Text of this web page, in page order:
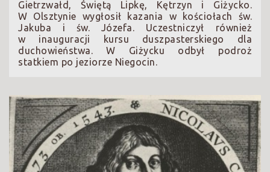
Gietrzwałd, Świętą Lipkę, Kętrzyn i Giżycko.
W Olsztynie wygłosił kazania w kościołach św.
Jakuba i św. Józefa. Uczestniczył również
w inauguracji kursu duszpasterskiego dla
duchowieństwa. W Giżycku odbył podroż
statkiem po jeziorze Niegocin.